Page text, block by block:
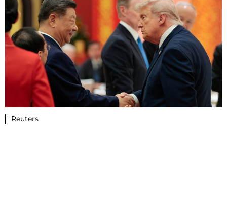
Reuters